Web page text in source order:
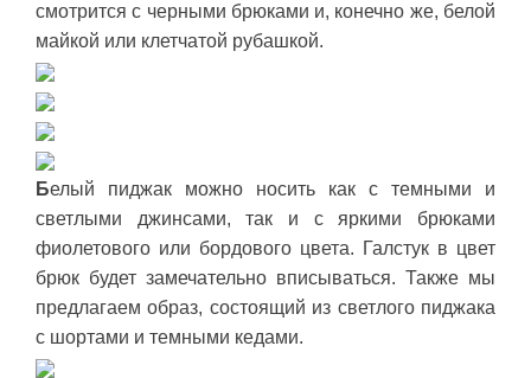
смотрится с черными брюками и, конечно же, белой
майкой или клетчатой рубашкой.
Белый пиджак можно носить как с темными и
светлыми джинсами, так и с яркими брюками
фиолетового или бордового цвета. Галстук в цвет
брюк будет замечательно вписываться. Также мы
предлагаем образ, состоящий из светлого пиджака
с шортами и темными кедами.